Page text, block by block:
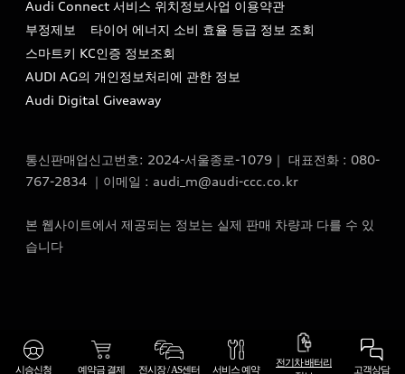
서비스 프로그램
아우디 e-tron 케어 프로그램
사설수리업체를 위한 권고사항
아우디 브랜드 히스토리
quattro 시스템
Audi Connect 서비스 위치정보사업 이용약관
부정제보
타이어 에너지 소비 효율 등급 정보 조회
스마트키 KC인증 정보조회
AUDI AG의 개인정보처리에 관한 정보
Audi Digital Giveaway
통신판매업신고번호: 2024-서울종로-1079｜ 대표전화 : 080-
767-2834 ｜이메일 : audi_m@audi-ccc.co.kr
본 웹사이트에서 제공되는 정보는 실제 판매 차량과 다를 수 있
습니다
시승신청 예약금 결제 전시장 / AS센터 서비스 예약
전기차 배터리
고객상담